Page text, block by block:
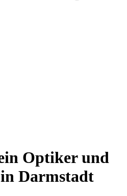
Optiker und
Darmstadt